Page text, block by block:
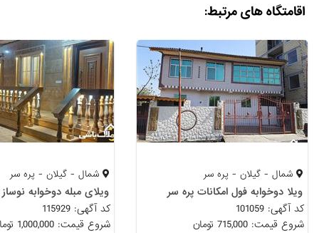
اقامتگاه های مرتبط:
شمال - گیلان - پره سر
ویلا دوخوابه فول امکانات پره سر
کد آگهی: 101059
شروع قیمت: 715,000 تومان
شمال - گیلان - پره سر
ویلای مبله دوخوابه
کد آگهی: 115929
شروع قیمت: 1,000,000 تومان